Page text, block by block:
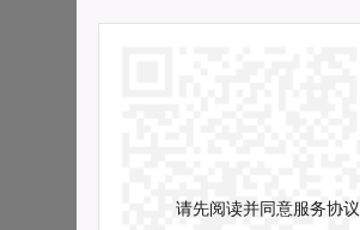
请先阅读并同意服务协议